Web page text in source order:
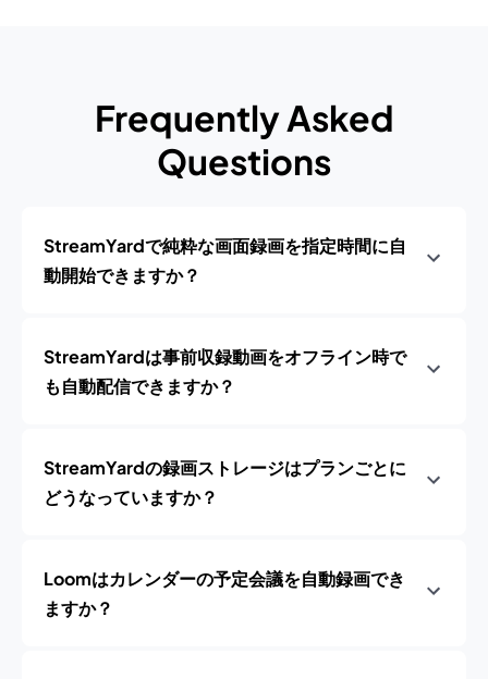
Frequently Asked
Questions
StreamYardで純粋な画面録画を指定時間に自
動開始できますか？
StreamYardは事前収録動画をオフライン時で
も自動配信できますか？
StreamYardの録画ストレージはプランごとに
どうなっていますか？
Loomはカレンダーの予定会議を自動録画でき
ますか？